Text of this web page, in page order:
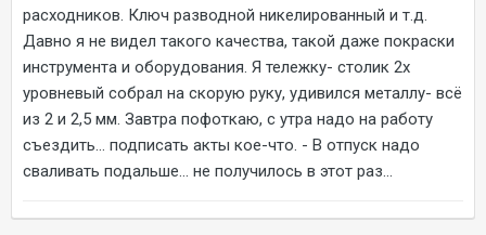
расходников. Ключ разводной никелированный и т.д.
Давно я не видел такого качества, такой даже покраски
инструмента и оборудования. Я тележку- столик 2х
уровневый собрал на скорую руку, удивился металлу- всё
из 2 и 2,5 мм. Завтра пофоткаю, с утра надо на работу
съездить... подписать акты кое-что. - В отпуск надо
сваливать подальше... не получилось в этот раз...